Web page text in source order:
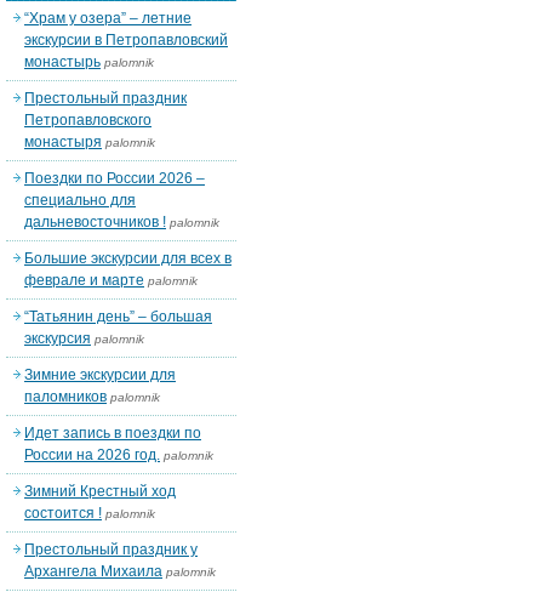
“Храм у озера” – летние
экскурсии в Петропавловский
монастырь palomnik
Престольный праздник
Петропавловского
монастыря palomnik
Поездки по России 2026 –
специально для
дальневосточников ! palomnik
Большие экскурсии для всех в
феврале и марте palomnik
“Татьянин день” – большая
экскурсия palomnik
Зимние экскурсии для
паломников palomnik
Идет запись в поездки по
России на 2026 год. palomnik
Зимний Крестный ход
состоится ! palomnik
Престольный праздник у
Архангела Михаила palomnik